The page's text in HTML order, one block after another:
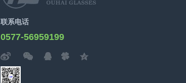
联系电话
0577-56959199